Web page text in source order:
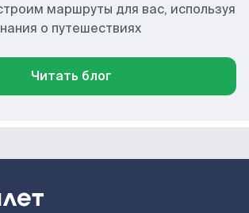
маршруты для вас, используя
о путешествиях
Читать блог